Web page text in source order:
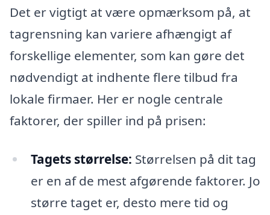
Det er vigtigt at være opmærksom på, at
tagrensning kan variere afhængigt af
forskellige elementer, som kan gøre det
nødvendigt at indhente flere tilbud fra
lokale firmaer. Her er nogle centrale
faktorer, der spiller ind på prisen:
Tagets størrelse: Størrelsen på dit tag
er en af de mest afgørende faktorer. Jo
større taget er, desto mere tid og